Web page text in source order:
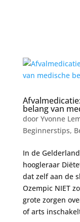
belang van
door Yvonne
Beginnerstips,
In de
hoogleraar
dat zelf aan de
Ozempic NIET
grote zorgen
of arts